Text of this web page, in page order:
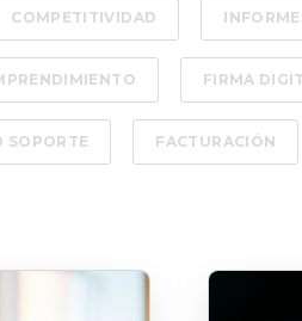
COMPETITIVIDAD
FIRMA
SOPORTE FACTURACIÓN